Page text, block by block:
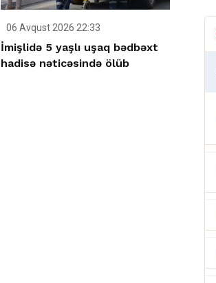
06 Avqust 2026 22:33
İmişlidə 5 yaşlı uşaq bədbəxt
hadisə nəticəsində ölüb